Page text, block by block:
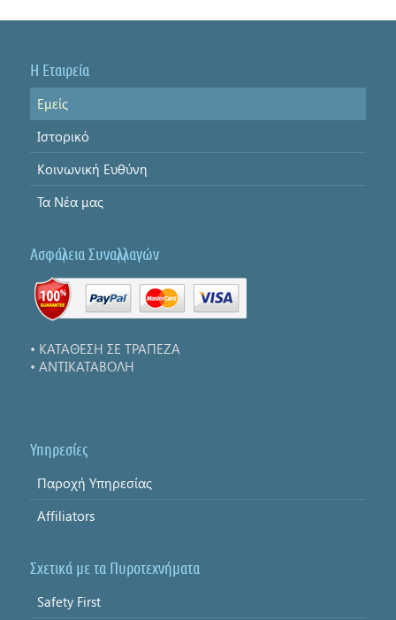
Η Εταιρεία
Εμείς
Ιστορικό
Κοινωνική Ευθύνη
Τα Νέα μας
Ασφάλεια Συναλλαγών
• ΚΑΤΑΘΕΣΗ ΣΕ ΤΡΑΠΕΖΑ
• ΑΝΤΙΚΑΤΑΒΟΛΗ
Υπηρεσίες
Παροχή Υπηρεσίας
Affiliators
Σχετικά με τα Πυροτεχνήματα
Safety First